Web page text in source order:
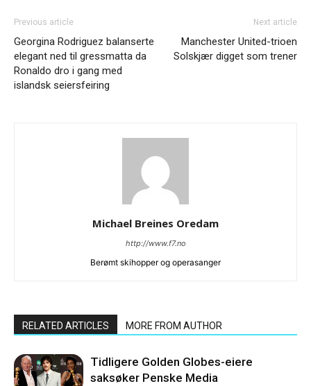
Previous article
Georgina Rodriguez balanserte
elegant ned til gressmatta da
Ronaldo dro i gang med
islandsk seiersfeiring
Next article
Manchester United-trioen
Solskjær digget som trener
Michael Breines Oredam
http://www.f7.no
Berømt skihopper og operasanger
RELATED ARTICLES MORE FROM AUTHOR
Tidligere Golden Globes-eiere
saksøker Penske Media